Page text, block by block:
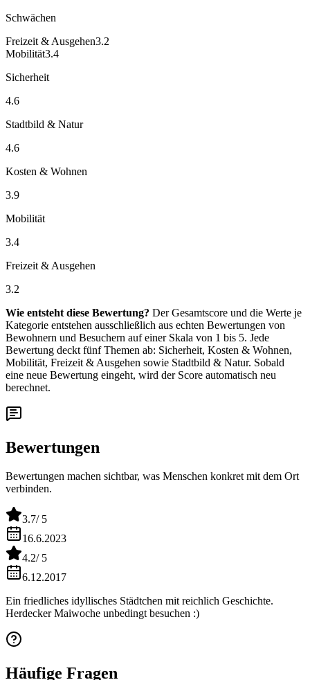
Schwächen
Freizeit & Ausgehen3.2
Mobilität3.4
Sicherheit
4.6
Stadtbild & Natur
4.6
Kosten & Wohnen
3.9
Mobilität
3.4
Freizeit & Ausgehen
3.2
Wie entsteht diese Bewertung? Der Gesamtscore und die Werte je
Kategorie entstehen ausschließlich aus echten Bewertungen von
Bewohnern und Besuchern auf einer Skala von 1 bis 5. Jede
Bewertung deckt fünf Themen ab: Sicherheit, Kosten & Wohnen,
Mobilität, Freizeit & Ausgehen sowie Stadtbild & Natur. Sobald
eine neue Bewertung eingeht, wird der Score automatisch neu
berechnet.
Bewertungen
Bewertungen machen sichtbar, was Menschen konkret mit dem Ort
verbinden.
3.7/ 5
16.6.2023
4.2/ 5
6.12.2017
Ein friedliches idyllisches Städtchen mit reichlich Geschichte.
Herdecker Maiwoche unbedingt besuchen :)
Häufige Fragen